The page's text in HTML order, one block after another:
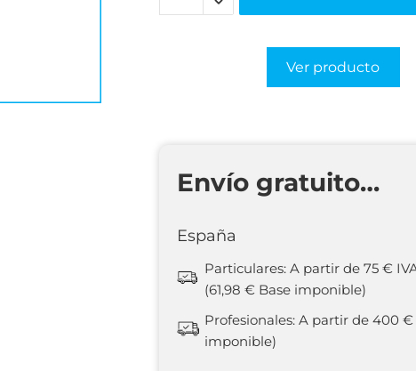
Ver producto
Envío gratuito…
España
Particulares: A partir de 75 €
(61,98 € Base imponible)
Profesionales: A partir de 400 €
imponible)